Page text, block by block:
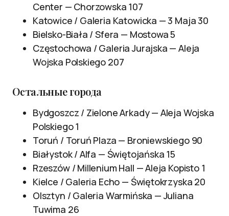
Center — Chorzowska 107
Katowice / Galeria Katowicka — 3 Maja 30
Bielsko-Biała / Sfera — Mostowa 5
Częstochowa / Galeria Jurajska — Aleja
Wojska Polskiego 207
Остальные города
Bydgoszcz / Zielone Arkady — Aleja Wojska
Polskiego 1
Toruń / Toruń Plaza — Broniewskiego 90
Białystok / Alfa — Świętojańska 15
Rzeszów / Millenium Hall — Aleja Kopisto 1
Kielce / Galeria Echo — Świętokrzyska 20
Olsztyn / Galeria Warmińska — Juliana
Tuwima 26